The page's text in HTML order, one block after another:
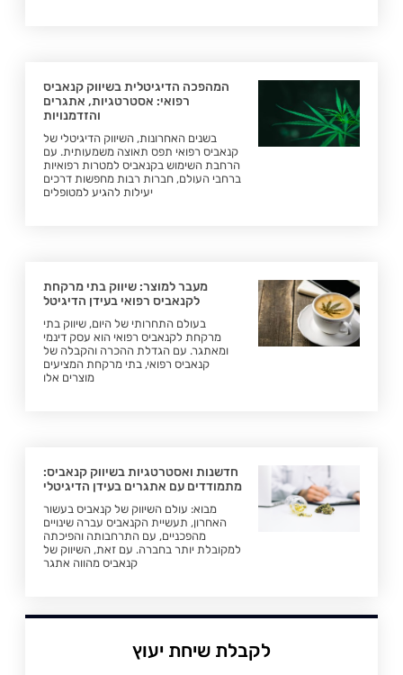
המהפכה הדיגיטלית בשיווק קנאביס
רפואי: אסטרטגיות, אתגרים
והזדמנויות
בשנים האחרונות, השיווק הדיגיטלי של
קנאביס רפואי תפס תאוצה משמעותית. עם
הרחבת השימוש בקנאביס למטרות רפואיות
ברחבי העולם, חברות רבות מחפשות דרכים
יעילות להגיע למטופלים
מעבר למוצר: שיווק בתי מרקחת
לקנאביס רפואי בעידן הדיגיטל
בעולם התחרותי של היום, שיווק בתי
מרקחת לקנאביס רפואי הוא עסק דינמי
ומאתגר. עם הגדלת ההכרה והקבלה של
קנאביס רפואי, בתי מרקחת המציעים
מוצרים אלו
חדשנות ואסטרטגיות בשיווק קנאביס:
מתמודדים עם אתגרים בעידן הדיגיטלי
מבוא: עולם השיווק של קנאביס בעשור
האחרון, תעשיית הקנאביס עברה שינויים
מהפכניים, עם התרחבותה והפיכתה
למקובלת יותר בחברה. עם זאת, השיווק של
קנאביס מהווה אתגר
לקבלת שיחת יעוץ